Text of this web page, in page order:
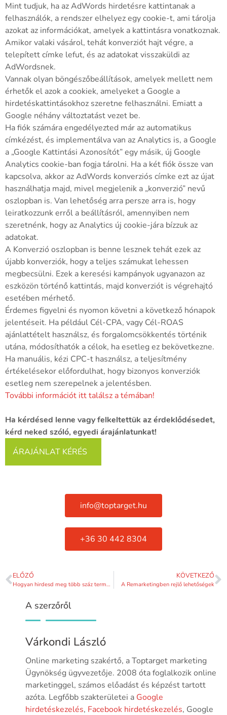
Mint tudjuk, ha az AdWords hirdetésre kattintanak a
felhasználók, a rendszer elhelyez egy cookie-t, ami tárolja
azokat az információkat, amelyek a kattintásra vonatkoznak.
Amikor valaki vásárol, tehát konverziót hajt végre, a
telepített címke lefut, és az adatokat visszaküldi az
AdWordsnek.
Vannak olyan böngészőbeállítások, amelyek mellett nem
érhetők el azok a cookiek, amelyeket a Google a
hirdetéskattintásokhoz szeretne felhasználni. Emiatt a
Google néhány változtatást vezet be.
Ha fiók számára engedélyezted már az automatikus
címkézést, és implementálva van az Analytics is, a Google
a „Google Kattintási Azonosítót” egy másik, új Google
Analytics cookie-ban fogja tárolni. Ha a két fiók össze van
kapcsolva, akkor az AdWords konverziós címke ezt az újat
használhatja majd, mivel megjelenik a „konverzió” nevű
oszlopban is. Van lehetőség arra persze arra is, hogy
leiratkozzunk erről a beállításról, amennyiben nem
szeretnénk, hogy az Analytics új cookie-jára bízzuk az
adatokat.
A Konverzió oszlopban is benne lesznek tehát ezek az
újabb konverziók, hogy a teljes számukat lehessen
megbecsülni. Ezek a keresési kampányok ugyanazon az
eszközön történő kattintás, majd konverziót is végrehajtó
esetében mérhető.
Érdemes figyelni és nyomon követni a következő hónapok
jelentéseit. Ha például Cél-CPA, vagy Cél-ROAS
ajánlattételt használsz, és forgalomcsökkentés történik
utána, módosíthatók a célok, ha esetleg ez bekövetkezne.
Ha manuális, kézi CPC-t használsz, a teljesítmény
értékelésekor előfordulhat, hogy bizonyos konverziók
esetleg nem szerepelnek a jelentésben.
További információt itt találsz a témában!
Ha kérdésed lenne vagy felkeltettük az érdeklődésedet,
kérd neked szóló, egyedi árajánlatunkat!
ÁRAJÁNLAT KÉRÉS
info@toptarget.hu
+36 30 442 8304
ELŐZŐ
Hogyan hirdesd meg több száz terméket vagy szolgáltatást?
KÖVETKEZŐ
A Remarketingben rejlő lehetőségek
A szerzőről
Várkondi László
Online marketing szakértő, a Toptarget marketing
Ügynökség ügyvezetője. 2008 óta foglalkozik online
marketinggel, számos előadást és képzést tartott
azóta. Legfőbb szakterületei a Google
hirdetéskezelés, Facebook hirdetéskezelés, Google